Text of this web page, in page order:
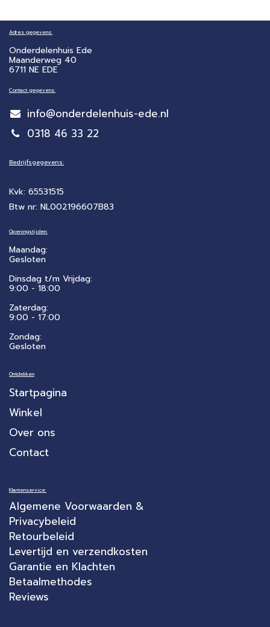
Adres gegevens:
Onderdelenhuis Ede
Maanderweg 40
6711 NE EDE
Contact gegevens:
info@onderdelenhuis-ede.nl
0318 46 33 22
Bedrijfsgegevens:
Kvk: 65531515
Btw nr: NL002196607B83
Openingstijden:
Maandag:
Gesloten
Dinsdag t/m Vrijdag:
9:00 - 18:00
Zaterdag:
​9:00 - 17:00
Zondag:
Gesloten
Ontdekken
Startpagina
Winkel
Over ons
Contact
Klantenservice:
Algemene Voorwaarden &
Privacybeleid
Retourbeleid
Levertijd en verzendkosten
Garantie en Klachten
Betaalmethodes
Reviews